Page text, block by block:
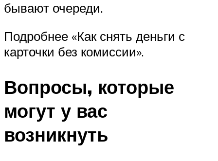
бывают очереди.
Подробнее «Как снять деньги с
карточки без комиссии».
Вопросы, которые
могут у вас
возникнуть